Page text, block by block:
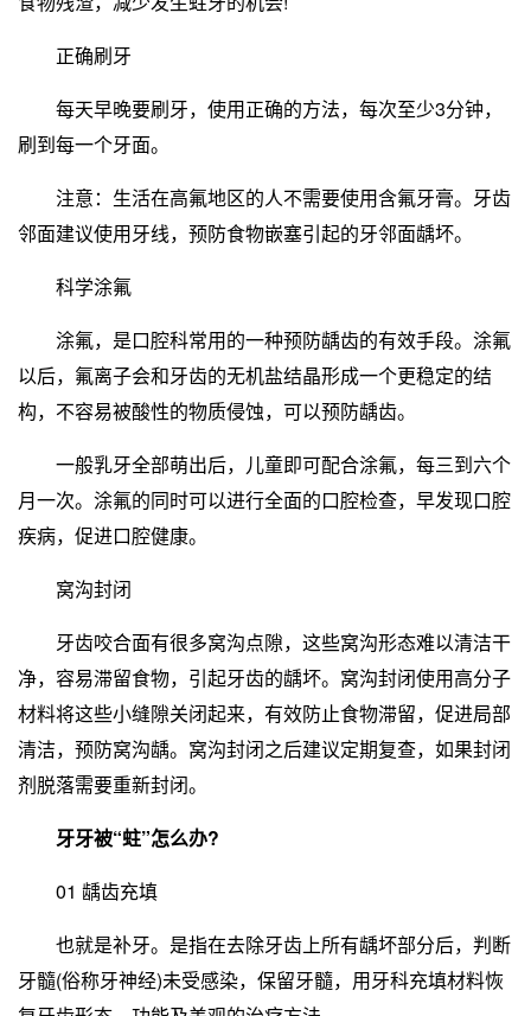
正确刷牙
每天早晚要刷牙，使用正确的方法，每次至少3分钟，
刷到每一个牙面。
注意：生活在高氟地区的人不需要使用含氟牙膏。牙齿
邻面建议使用牙线，预防食物嵌塞引起的牙邻面龋坏。
科学涂氟
涂氟，是口腔科常用的一种预防龋齿的有效手段。涂氟
以后，氟离子会和牙齿的无机盐结晶形成一个更稳定的结
构，不容易被酸性的物质侵蚀，可以预防龋齿。
一般乳牙全部萌出后，儿童即可配合涂氟，每三到六个
月一次。涂氟的同时可以进行全面的口腔检查，早发现口腔
疾病，促进口腔健康。
窝沟封闭
牙齿咬合面有很多窝沟点隙，这些窝沟形态难以清洁干
净，容易滞留食物，引起牙齿的龋坏。窝沟封闭使用高分子
材料将这些小缝隙关闭起来，有效防止食物滞留，促进局部
清洁，预防窝沟龋。窝沟封闭之后建议定期复查，如果封闭
剂脱落需要重新封闭。
牙牙被“蛀”怎么办?
01 龋齿充填
也就是补牙。是指在去除牙齿上所有龋坏部分后，判断
牙髓(俗称牙神经)未受感染，保留牙髓，用牙科充填材料恢